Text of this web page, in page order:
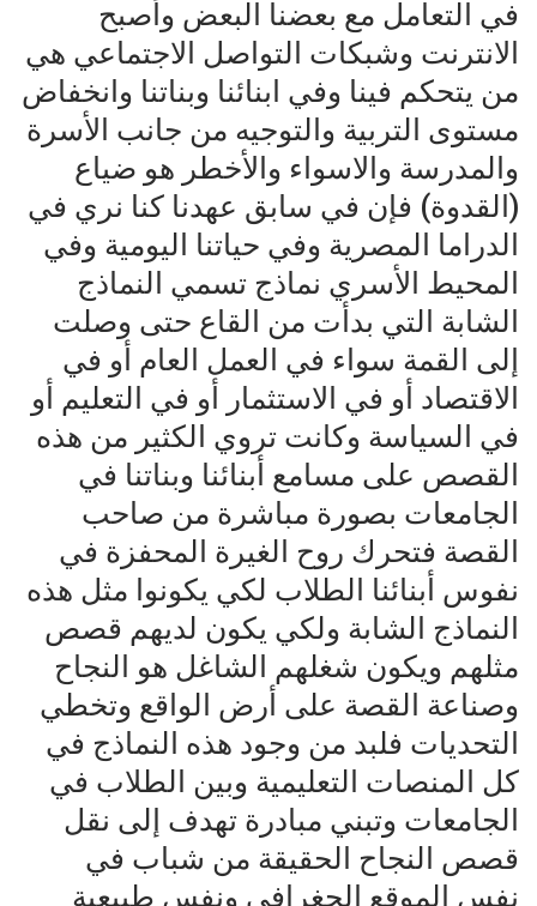
في التعامل مع بعضنا البعض وأصبح
الانترنت وشبكات التواصل الاجتماعي هي
من يتحكم فينا وفي ابنائنا وبناتنا وانخفاض
مستوى التربية والتوجيه من جانب الأسرة
والمدرسة والاسواء والأخطر هو ضياع
(القدوة) فإن في سابق عهدنا كنا نري في
الدراما المصرية وفي حياتنا اليومية وفي
المحيط الأسري نماذج تسمي النماذج
الشابة التي بدأت من القاع حتى وصلت
إلى القمة سواء في العمل العام أو في
الاقتصاد أو في الاستثمار أو في التعليم أو
في السياسة وكانت تروي الكثير من هذه
القصص على مسامع أبنائنا وبناتنا في
الجامعات بصورة مباشرة من صاحب
القصة فتحرك روح الغيرة المحفزة في
نفوس أبنائنا الطلاب لكي يكونوا مثل هذه
النماذج الشابة ولكي يكون لديهم قصص
مثلهم ويكون شغلهم الشاغل هو النجاح
وصناعة القصة على أرض الواقع وتخطي
التحديات فلبد من وجود هذه النماذج في
كل المنصات التعليمية وبين الطلاب في
الجامعات وتبني مبادرة تهدف إلى نقل
قصص النجاح الحقيقة من شباب في
نفس الموقع الجغرافي ونفس طبيعية